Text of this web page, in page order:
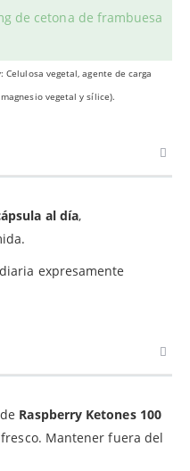
de cetona de frambuesa
vegetal, agente de carga
vegetal y sílice).
al día,
expresamente
Raspberry Ketones 100
Mantener fuera del